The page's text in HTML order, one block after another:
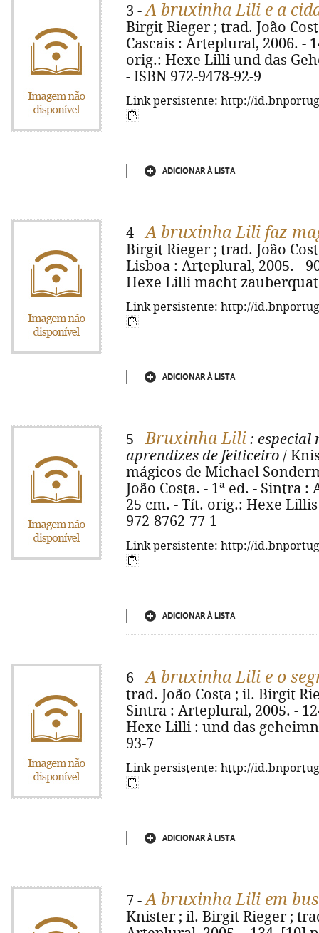
3 -A bruxinha Lili e a
Birgit Rieger ; trad. João
Cascais : Arteplural, 2006. -
orig.: Hexe Lilli und das
- ISBN 972-9478-92-9
Link persistente: http://
ADICIONAR À LISTA
4 -A bruxinha Lili faz
Birgit Rieger ; trad. João
Lisboa : Arteplural, 2005. -
Hexe Lilli macht
Link persistente: http://
ADICIONAR À LISTA
5 -Bruxinha Lili : especial
aprendizes de feiticeiro /
mágicos de Michael
João Costa. - 1ª ed. - Sintra
25 cm. - Tít. orig.: Hexe
972-8762-77-1
Link persistente: http://
ADICIONAR À LISTA
6 -A bruxinha Lili e o
trad. João Costa ; il. Birgit
Sintra : Arteplural, 2005. -
Hexe Lilli : und das
93-7
Link persistente: http://
ADICIONAR À LISTA
7 -A bruxinha Lili em
Knister ; il. Birgit Rieger ;